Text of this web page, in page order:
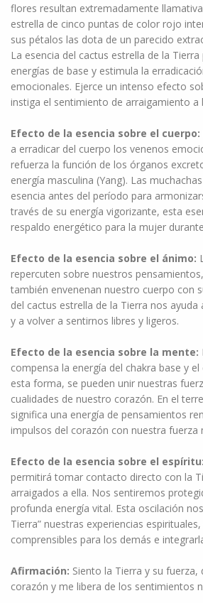
flores resultan extremadamente
estrella de cinco puntas de color rojo
sus pétalos las dota de un parecido
La esencia del cactus estrella de la
energías de base y estimula la
emocionales. Ejerce un intenso efecto
instiga el sentimiento de arraigamiento a
Efecto de la esencia sobre el cuerpo:
a erradicar del cuerpo los venenos
refuerza la función de los órganos
energía masculina (Yang). Las
esencia antes del período para
través de su energía vigorizante, esta
respaldo energético para la mujer
Efecto de la esencia sobre el ánimo:
repercuten sobre nuestros
también envenenan nuestro cuerpo con
del cactus estrella de la Tierra nos ayuda
y a volver a sentirnos libres y ligeros.
Efecto de la esencia sobre la mente:
compensa la energía del chakra base y
esta forma, se pueden unir nuestras
cualidades de nuestro corazón. En el
significa una energía de pensamientos
impulsos del corazón con nuestra fuerza
Efecto de la esencia sobre el espíritu:
permitirá tomar contacto directo con la
arraigados a ella. Nos sentiremos
profunda energía vital. Esta oscilación
Tierra” nuestras experiencias
comprensibles para los demás e
Afirmación: Siento la Tierra y su fuerza,
corazón y me libera de los sentimientos